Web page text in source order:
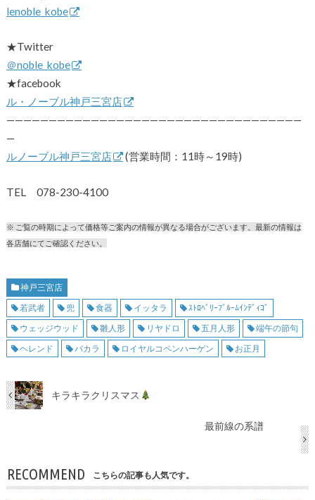
lenoble_kobe
★Twitter
＠noble_kobe
★facebook
ル・ノーブル神戸三宮店
———————————————————————————————————
—
ルノーブル神戸三宮店
(営業時間：11時～19時)
TEL 078-230-4100
※ ご覧の時期によって価格等ご案内の情報が異なる場合がございます。最新の情報は
各店舗にてご確認ください。
神戸三宮店
若武者
兜 食器 イッタラ
ｽﾄﾛﾍﾞﾘｰﾌﾞﾙｰﾑｲﾝﾃﾞｨｺﾞ
ウェッジウッド
雛人形 リヤドロ 五月人形
端午の節句
ヘレンド
バカラ ロイヤルコペンハーゲン お正月
キラキラクリスマス
最前線の系譜
RECOMMEND こちらの記事も人気です。